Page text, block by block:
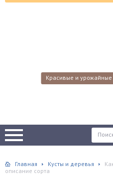
Красивые и
Главная Кусты и деревья
описание сорта